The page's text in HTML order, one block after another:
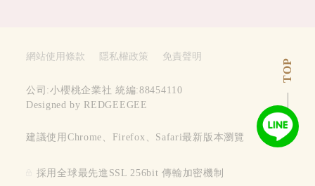
TOP
網站使用條款 隱私權政策 免責聲明
公司:小櫻桃企業社 統編:88454110
Designed by REDGEEGEE
建議使用Chrome、Firefox、Safari最新版本瀏覽
採用全球最先進SSL 256bit 傳輸加密機制